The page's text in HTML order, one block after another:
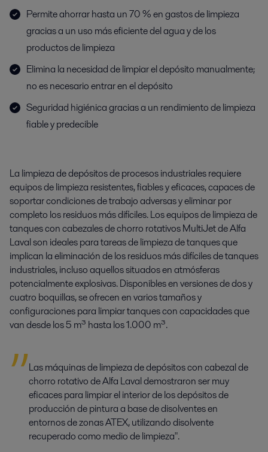
Permite ahorrar hasta un 70 % en gastos de limpieza
gracias a un uso más eficiente del agua y de los
productos de limpieza
Elimina la necesidad de limpiar el depósito manualmente;
no es necesario entrar en el depósito
Seguridad higiénica gracias a un rendimiento de limpieza
fiable y predecible
La limpieza de depósitos de procesos industriales requiere
equipos de limpieza resistentes, fiables y eficaces, capaces de
soportar condiciones de trabajo adversas y eliminar por
completo los residuos más difíciles. Los equipos de limpieza de
tanques con cabezales de chorro rotativos MultiJet de Alfa
Laval son ideales para tareas de limpieza de tanques que
implican la eliminación de los residuos más difíciles de tanques
industriales, incluso aquellos situados en atmósferas
potencialmente explosivas. Disponibles en versiones de dos y
cuatro boquillas, se ofrecen en varios tamaños y
configuraciones para limpiar tanques con capacidades que
van desde los 5 m³ hasta los 1.000 m³.
Las máquinas de limpieza de depósitos con cabezal de
chorro rotativo de Alfa Laval demostraron ser muy
eficaces para limpiar el interior de los depósitos de
producción de pintura a base de disolventes en
entornos de zonas ATEX, utilizando disolvente
recuperado como medio de limpieza".